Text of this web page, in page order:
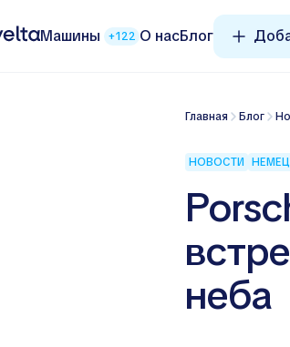
Машины +122 О насБлог
Главная Блог
НОВОСТИ
неба